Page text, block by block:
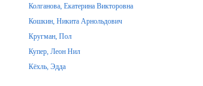
Колганова, Екатерина Викторовна
Кошкин, Никита Арнольдович
Кругман, Пол
Купер, Леон Нил
Кёхль, Эдда